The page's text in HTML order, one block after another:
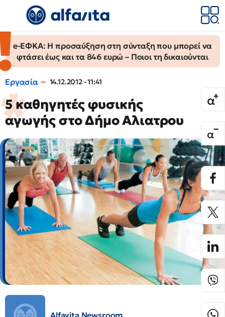
e-ΕΦΚΑ: Η προσαύξηση στη σύνταξη που μπορεί να
φτάσει έως και τα 846 ευρώ – Ποιοι τη δικαιούνται
Εργασία 14.12.2012 - 11:41
5 καθηγητές φυσικής
αγωγής στο Δήμο Αλιατρου
Alfavita Newsroom